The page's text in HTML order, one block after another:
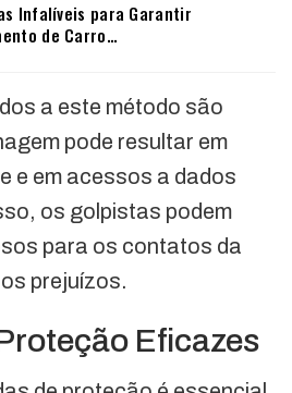
Infalíveis para Garantir
de Carro…
a este método são
pode resultar em
e em acessos a dados
os golpistas podem
para os contatos da
prejuízos.
Eficazes